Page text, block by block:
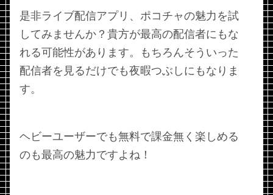
是非ライブ配信アプリ、ポコチャの魅力を試
してみませんか？貴方が最高の配信者にもな
れる可能性があります。もちろんそういった
配信者を見るだけでも夜暇つぶしにもなりま
す。
ヘビーユーザーでも無料で課金無く楽しめる
のも最高の魅力ですよね！